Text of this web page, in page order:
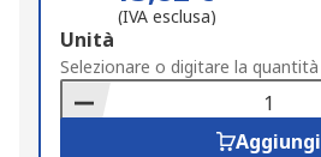
(IVA esclusa)
Add
to
Basket
Unità
Selezionare o digitare la quantità
Aggiungi